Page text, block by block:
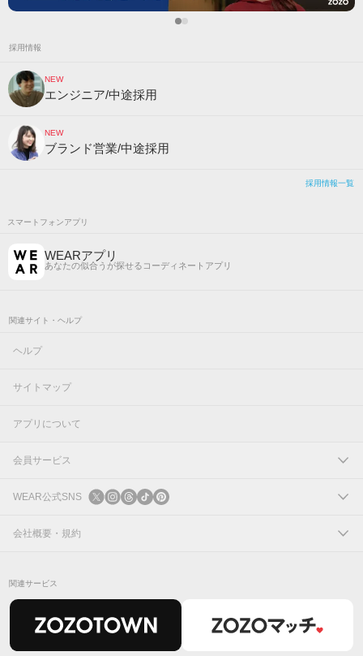
採用情報
NEW
エンジニア/中途採用
NEW
ブランド営業/中途採用
採用情報一覧
スマートフォンアプリ
WEARアプリ
あなたの似合うが探せるコーディネートアプリ
関連サイト・ヘルプ
ヘルプ
サイトマップ
アプリについて
会員サービス
ログイン
新規会員登録
WEAR公式SNS
X
会社概要・規約
関連サービス